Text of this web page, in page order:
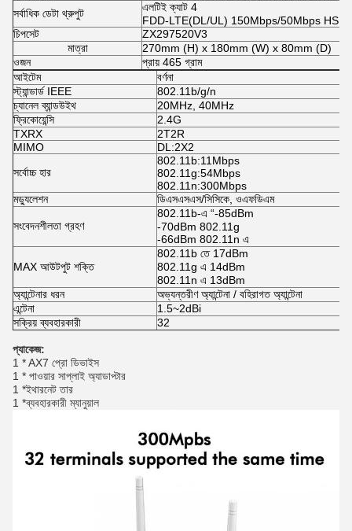
সর্বাধিক ডেটা থ্রুপুট
এলটিই ক্যাট 4
FDD-LTE(DL/UL) 150Mbps/50Mbps
চিপসেট
ZX297520V3
মাত্রা
270mm (H) x 180mm (W) x 80mm (D)
ওজন
প্রায় 465 গ্রাম
আইটেম
বর্ণনা
স্ট্যান্ডার্ড IEEE
802.11b/g/n
চ্যানেল ব্যান্ডউইথ
20MHz, 40MHz
ফ্রিকোয়েন্সি
2.4G
TXRX
2T2R
MIMO
DL:2X2
সর্বোচ্চ হার
802.11b:11Mbps
802.11g:54Mbps
802.11n:300Mbps
মড্যুলেশন
ডিএসএসএস/সিসিকে, ওএফডিএম
সংবেদনশীলতা গ্রহণ
802.11b-এ “-85dBm
-70dBm 802.11g
-66dBm 802.11n এ
MAX আউটপুট শক্তি
802.11b তে 17dBm
802.11g এ 14dBm
802.11n এ 13dBm
অ্যান্টেনার ধরন
অভ্যন্তরীণ অ্যান্টেনা / বহিরাগত অ্যান্টেনা
এন্টেনা
1.5~2dBi
সক্রিয় ব্যবহারকারী
32
প্যাকেজ:
1 * AX7 প্রো ডিভাইস
1 * পাওয়ার সাপ্লাই অ্যাডাপ্টার
1 *ইথারনেট তার
1 *ব্যবহারকারী ম্যানুয়াল